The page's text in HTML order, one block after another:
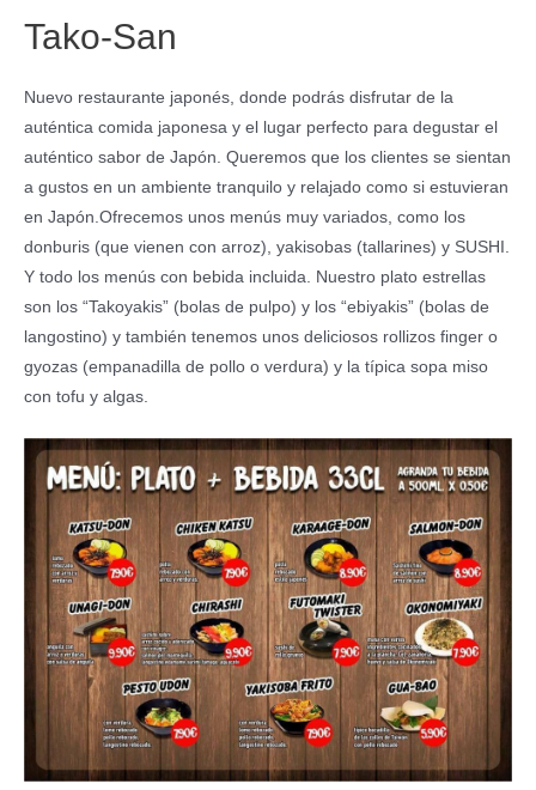
Tako-San
Nuevo restaurante japonés, donde podrás disfrutar de la
auténtica comida japonesa y el lugar perfecto para degustar el
auténtico sabor de Japón. Queremos que los clientes se sientan
a gustos en un ambiente tranquilo y relajado como si estuvieran
en Japón.Ofrecemos unos menús muy variados, como los
donburis (que vienen con arroz), yakisobas (tallarines) y SUSHI.
Y todo los menús con bebida incluida. Nuestro plato estrellas
son los “Takoyakis” (bolas de pulpo) y los “ebiyakis” (bolas de
langostino) y también tenemos unos deliciosos rollizos finger o
gyozas (empanadilla de pollo o verdura) y la típica sopa miso
con tofu y algas.